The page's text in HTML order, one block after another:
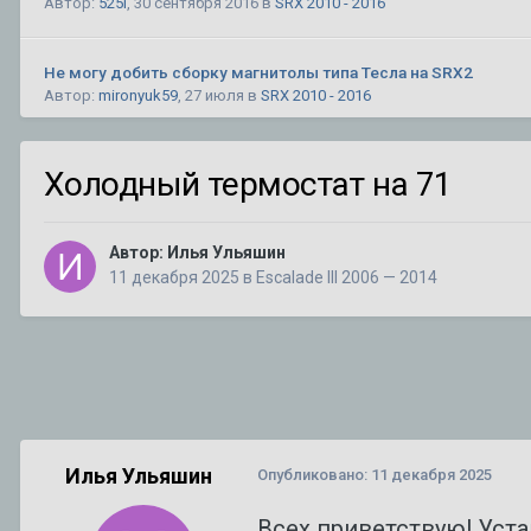
Не могу добить сборку магнитолы типа Тесла на SRX2
Автор: mironyuk59 27 июля в SRX 2010 - 2016
Автор: Князь ,26 февраля 2019вSRX 2010 - 2016
Разделительная сетка в багажник на SRX 1
Автор: CADILLAC,10 августа 2025вSRX
ТО XT5 1 2 3 4 7
Автор: Amidd в XT5
Холодный термостат на 71
Автор: Илья Ульяшин
11 декабря 2025 в Escalade III 2006 — 2014
Илья Ульяшин Опубликовано: 11 декабря 2025